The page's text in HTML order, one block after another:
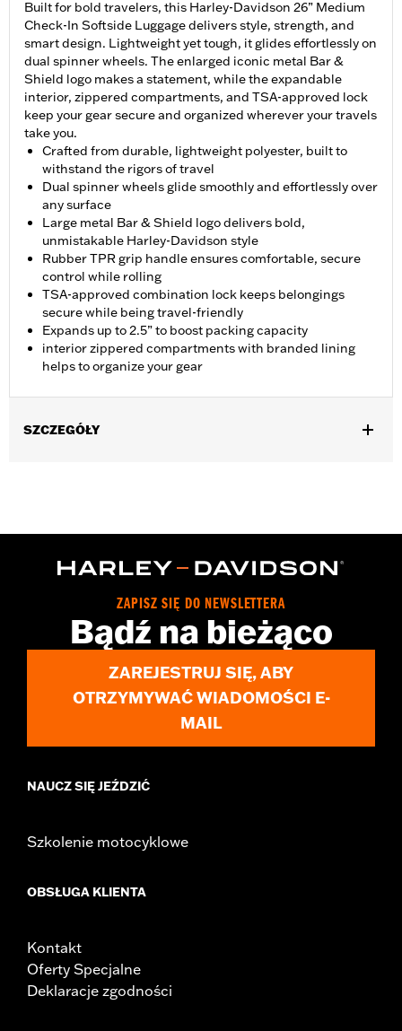
Built for bold travelers, this Harley-Davidson 26” Medium
Check-In Softside Luggage delivers style, strength, and
smart design. Lightweight yet tough, it glides effortlessly on
dual spinner wheels. The enlarged iconic metal Bar &
Shield logo makes a statement, while the expandable
interior, zippered compartments, and TSA-approved lock
keep your gear secure and organized wherever your travels
take you.
Crafted from durable, lightweight polyester, built to
withstand the rigors of travel
Dual spinner wheels glide smoothly and effortlessly over
any surface
Large metal Bar & Shield logo delivers bold,
unmistakable Harley-Davidson style
Rubber TPR grip handle ensures comfortable, secure
control while rolling
TSA-approved combination lock keeps belongings
secure while being travel-friendly
Expands up to 2.5” to boost packing capacity
interior zippered compartments with branded lining
helps to organize your gear
SZCZEGÓŁY
ZAPISZ SIĘ DO NEWSLETTERA
Bądź na bieżąco
ZAREJESTRUJ SIĘ, ABY
OTRZYMYWAĆ WIADOMOŚCI E-
MAIL
NAUCZ SIĘ JEŹDZIĆ
Szkolenie motocyklowe
OBSŁUGA KLIENTA
Kontakt
Oferty Specjalne
Deklaracje zgodności